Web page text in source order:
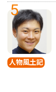
5
人物風土記